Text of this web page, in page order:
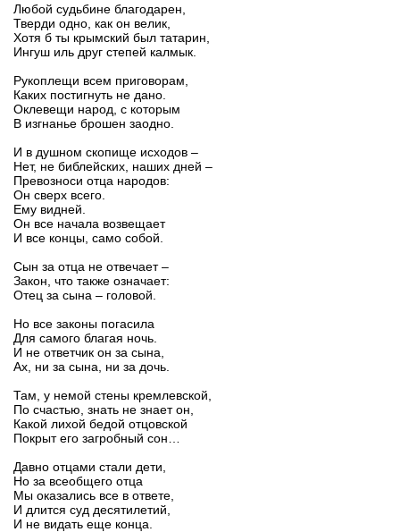
Любой судьбине благодарен,
Тверди одно, как он велик,
Хотя б ты крымский был татарин,
Ингуш иль друг степей калмык.
Рукоплещи всем приговорам,
Каких постигнуть не дано.
Оклевещи народ, с которым
В изгнанье брошен заодно.
И в душном скопище исходов –
Нет, не библейских, наших дней –
Превозноси отца народов:
Он сверх всего.
Ему видней.
Он все начала возвещает
И все концы, само собой.
Сын за отца не отвечает –
Закон, что также означает:
Отец за сына – головой.
Но все законы погасила
Для самого благая ночь.
И не ответчик он за сына,
Ах, ни за сына, ни за дочь.
Там, у немой стены кремлевской,
По счастью, знать не знает он,
Какой лихой бедой отцовской
Покрыт его загробный сон…
Давно отцами стали дети,
Но за всеобщего отца
Мы оказались все в ответе,
И длится суд десятилетий,
И не видать еще конца.